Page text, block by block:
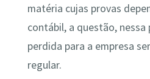
matéria cujas provas
contábil, a questão,
perdida para a empresa
regular.